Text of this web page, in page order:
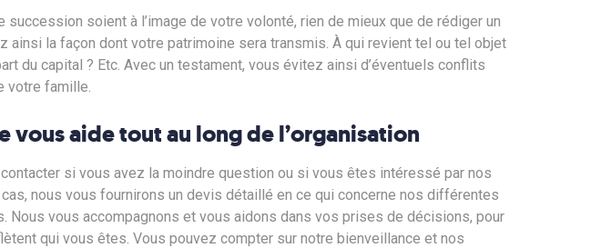
succession soient à l’image de votre volonté, rien de mieux que de rédiger un
ainsi la façon dont votre patrimoine sera transmis. À qui revient tel ou tel objet
du capital ? Etc. Avec un testament, vous évitez ainsi d’éventuels conflits
votre famille.
vous aide tout au long de l’organisation
contacter si vous avez la moindre question ou si vous êtes intéressé par nos
nous vous fournirons un devis détaillé en ce qui concerne nos différentes
Nous vous accompagnons et vous aidons dans vos prises de décisions, pour
qui vous êtes. Vous pouvez compter sur notre bienveillance et nos